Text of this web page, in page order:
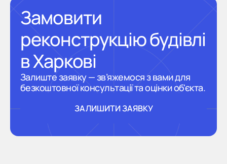
Замовити
реконструкцію будівлі
в Харкові
Залиште заявку — зв’яжемося з вами для
безкоштовної консультації та оцінки об'єкта.
ЗАЛИШИТИ ЗАЯВКУ